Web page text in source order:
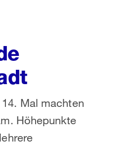
Mal machten
Höhepunkte